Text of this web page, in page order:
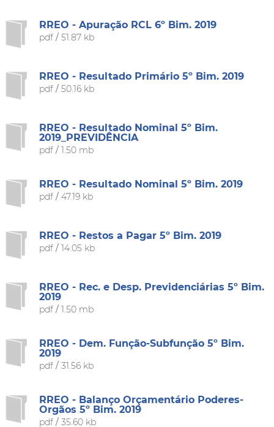
RREO - Apuração RCL 6º Bim. 2019
pdf/ 51.87 kb
RREO - Resultado Primário 5º Bim. 2019
pdf/ 50.16 kb
RREO - Resultado Nominal 5º Bim.
2019_PREVIDÊNCIA
pdf/ 1.50 mb
RREO - Resultado Nominal 5º Bim. 2019
pdf/ 47.19 kb
RREO - Restos a Pagar 5º Bim. 2019
pdf/ 14.05 kb
RREO - Rec. e Desp. Previdenciárias 5º Bim.
2019
pdf/ 1.50 mb
RREO - Dem. Função-Subfunção 5º Bim.
2019
pdf/ 31.56 kb
RREO - Balanço Orçamentário Poderes-
Orgãos 5º Bim. 2019
pdf/ 35.60 kb